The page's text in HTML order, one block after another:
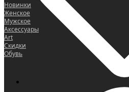
Новинки
Женское
Мужское
Аксессуары
Art
Скидки
Обувь